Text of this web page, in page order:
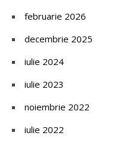
februarie 2026
decembrie 2025
iulie 2024
iulie 2023
noiembrie 2022
iulie 2022